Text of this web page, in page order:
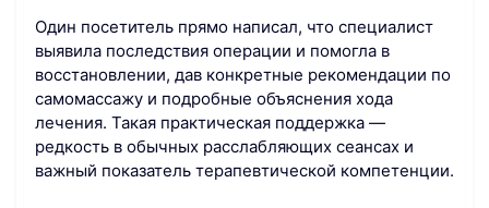
Один посетитель прямо написал, что специалист
выявила последствия операции и помогла в
восстановлении, дав конкретные рекомендации по
самомассажу и подробные объяснения хода
лечения. Такая практическая поддержка —
редкость в обычных расслабляющих сеансах и
важный показатель терапевтической компетенции.